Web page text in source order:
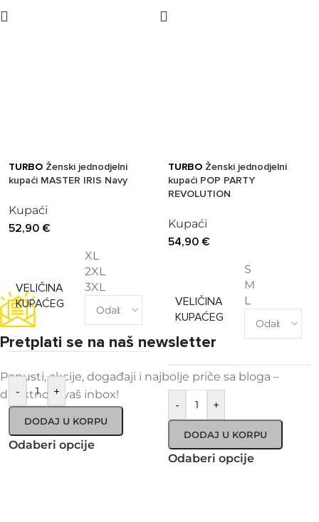
TURBO Ženski jednodjelni
kupaći MASTER IRIS Navy
Kupaći
52,90 €
VELIČINA
KUPAĆEG
XL
2XL
3XL
- +
DODAJ U KORPU
Odaberi opcije
TURBO Ženski jednodjelni
kupaći POP PARTY
REVOLUTION
Kupaći
54,90 €
VELIČINA
KUPAĆEG
S
M
L
- +
DODAJ U KORPU
Odaberi opcije
Pretplati se na naš newsletter
Popusti, akcije, događaji i najbolje priče sa bloga –
direktno u vaš inbox!